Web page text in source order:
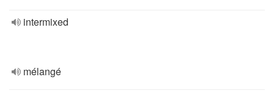
intermixed
mélangé